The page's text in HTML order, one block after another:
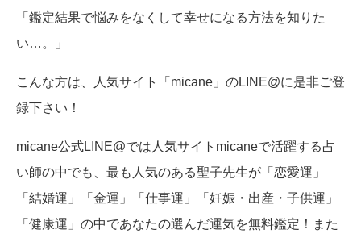
「鑑定結果で悩みをなくして幸せになる方法を知りた
い…。」
こんな方は、人気サイト「micane」のLINE@に是非ご登
録下さい！
micane公式LINE@では人気サイトmicaneで活躍する占
い師の中でも、最も人気のある聖子先生が「恋愛運」
「結婚運」「金運」「仕事運」「妊娠・出産・子供運」
「健康運」の中であなたの選んだ運気を無料鑑定！また